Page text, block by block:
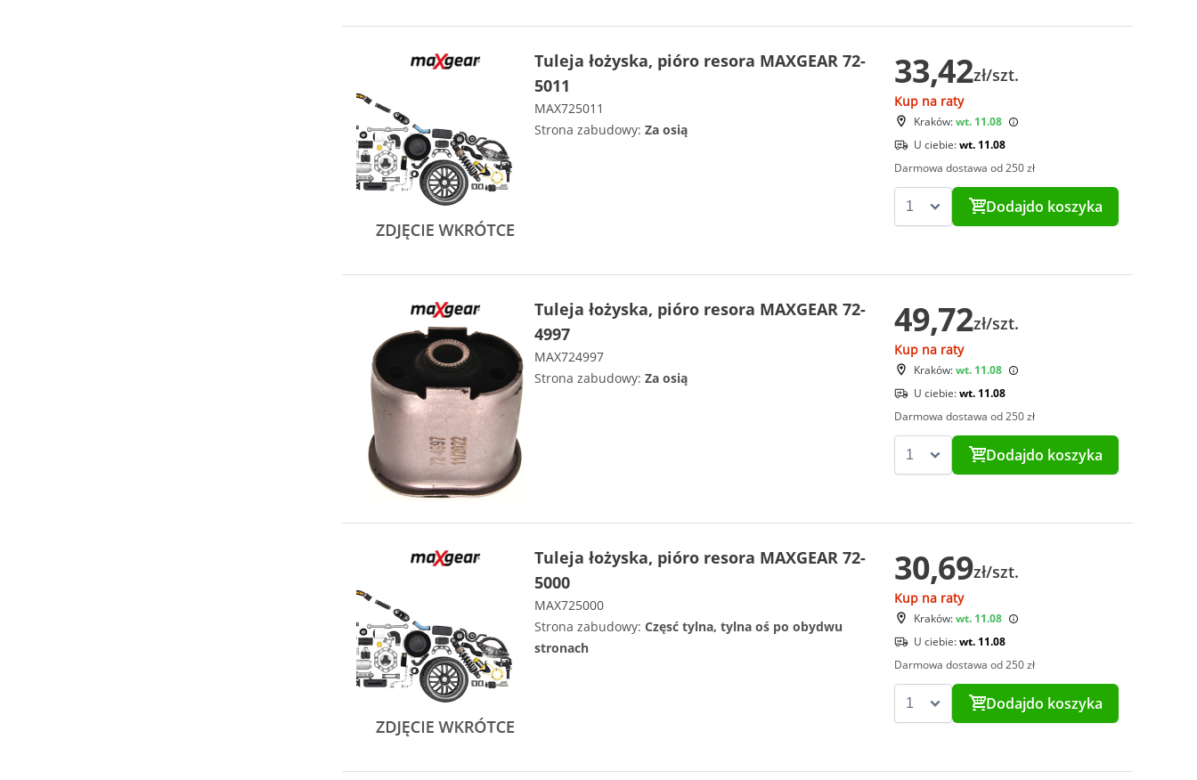
Tuleja łożyska, pióro resora MAXGEAR 72-
5011
MAX725011
Strona zabudowy: Za osią
33,42zł/szt.
Kup na raty
Kraków:wt. 11.08
U ciebie:wt. 11.08
Darmowa dostawa od 250 zł
Dodajdo koszyka
Tuleja łożyska, pióro resora MAXGEAR 72-
4997
MAX724997
Strona zabudowy: Za osią
49,72zł/szt.
Kup na raty
Kraków:wt. 11.08
U ciebie:wt. 11.08
Darmowa dostawa od 250 zł
Dodajdo koszyka
Tuleja łożyska, pióro resora MAXGEAR 72-
5000
MAX725000
Strona zabudowy: Częsć tylna, tylna oś po obydwu
stronach
30,69zł/szt.
Kup na raty
Kraków:wt. 11.08
U ciebie:wt. 11.08
Darmowa dostawa od 250 zł
Dodajdo koszyka